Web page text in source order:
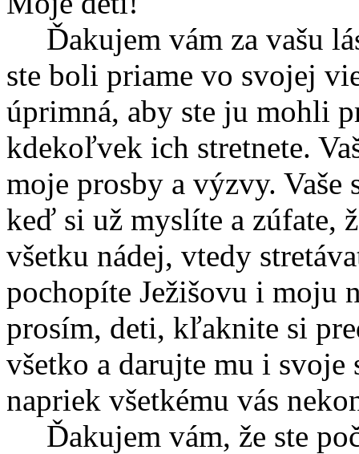
Ďakujem vám za vašu
ste boli priame vo svojej
úprimná, aby ste ju mohli
kdekoľvek ich stretnete.
moje prosby a výzvy. Vaše
keď si už myslíte a zúfate,
všetku nádej, vtedy
pochopíte Ježišovu i moju
prosím, deti, kľaknite si
všetko a darujte mu i
napriek všetkému vás
Ďakujem vám, že ste